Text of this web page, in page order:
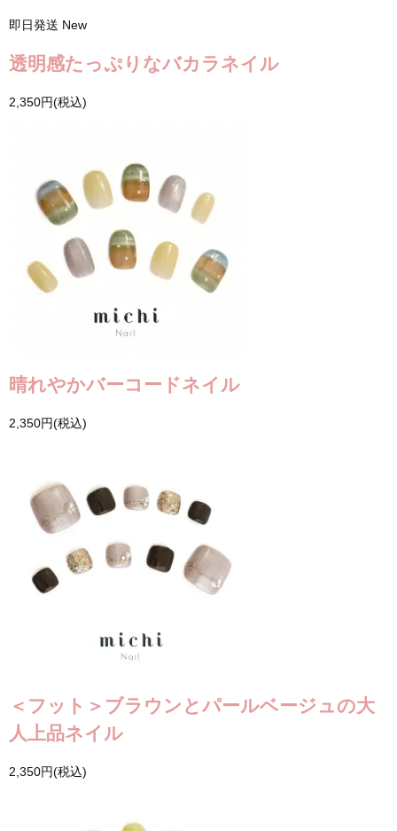
即日発送 New
透明感たっぷりなバカラネイル
2,350円(税込)
晴れやかバーコードネイル
2,350円(税込)
＜フット＞ブラウンとパールベージュの大
人上品ネイル
2,350円(税込)